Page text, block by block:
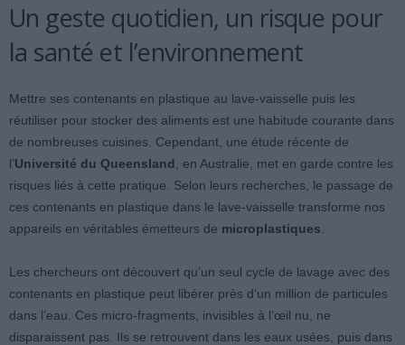
Un geste quotidien, un risque pour
la santé et l’environnement
Mettre ses contenants en plastique au lave-vaisselle puis les
réutiliser pour stocker des aliments est une habitude courante dans
de nombreuses cuisines. Cependant, une étude récente de
l’Université du Queensland , en Australie, met en garde contre les
risques liés à cette pratique. Selon leurs recherches, le passage de
ces contenants en plastique dans le lave-vaisselle transforme nos
appareils en véritables émetteurs de microplastiques
Les chercheurs ont découvert qu’un seul cycle de lavage avec des
contenants en plastique peut libérer près d’un million de particules
dans l’eau. Ces micro-fragments, invisibles à l’œil nu, ne
disparaissent pas. Ils se retrouvent dans les eaux usées, puis dans